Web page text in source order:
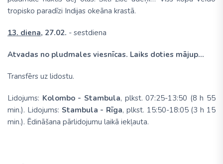
tropisko paradīzi Indijas okeāna krastā.
13. diena, 27.02. - sestdiena
Atvadas no pludmales viesnīcas. Laiks doties mājup...
Transfērs uz lidostu.
Lidojums: Kolombo - Stambula, plkst. 07:25-13:50 (8 h 55
min.). Lidojums: Stambula - Rīga, plkst. 15:50-18:05 (3 h 15
min.). Ēdināšana pārlidojumu laikā iekļauta.